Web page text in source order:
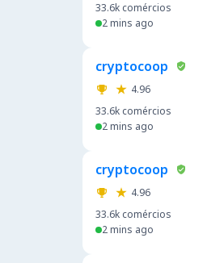
33.6k comércios
2 mins ago
cryptocoop
4.96
33.6k comércios
2 mins ago
cryptocoop
4.96
33.6k comércios
2 mins ago